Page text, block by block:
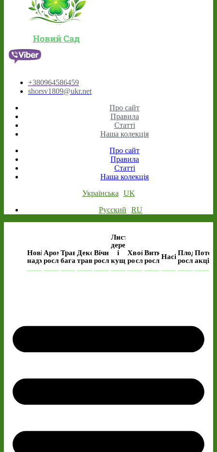
Новий Сад
+380964586459
shorsv1809@ukr.net
Про сайт
Правила
Статті
Наша колекція
Про сайт
Правила
Статті
Наша колекція
Українська
UK
Русский
RU
Нові
надходження
Ароматичні
рослини
Трав’янисті
багаторічні
Декоративні
трави
Вічнозелені
рослини
Листяні
дерева
і
кущі
Хвойні
рослини
Виткі
рослиниНасінняПлодові
рослини
акція